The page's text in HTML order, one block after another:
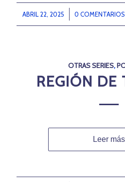
ABRIL 22, 2025
/ 0 COMENTARIOS
/
OTRAS SERIES,
REGIÓN DE
Leer más